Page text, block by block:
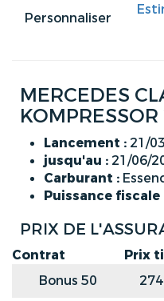
Personnaliser
MERCEDES
KOMPRESSOR
Lancement : 21/
jusqu'au : 21/06/
Carburant :
Puissance fiscale
PRIX DE
Contrat Prix
Bonus 50